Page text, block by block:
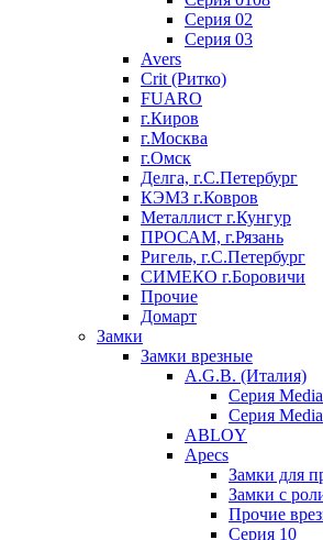
Серия 02
Серия 03
Avers
Crit (Ритко)
FUARO
г.Киров
г.Москва
г.Омск
Делга, г.С.Петербург
КЭМЗ г.Ковров
Металлист г.Кунгур
ПРОСАМ, г.Рязань
Ригель, г.С.Петербург
СИМЕКО г.Боровичи
Прочие
Домарт
Замки
Замки врезные
A.G.B. (Италия)
Серия
Серия
ABLOY
Apecs
Замки для
Замки с
Прочие
Серия 10